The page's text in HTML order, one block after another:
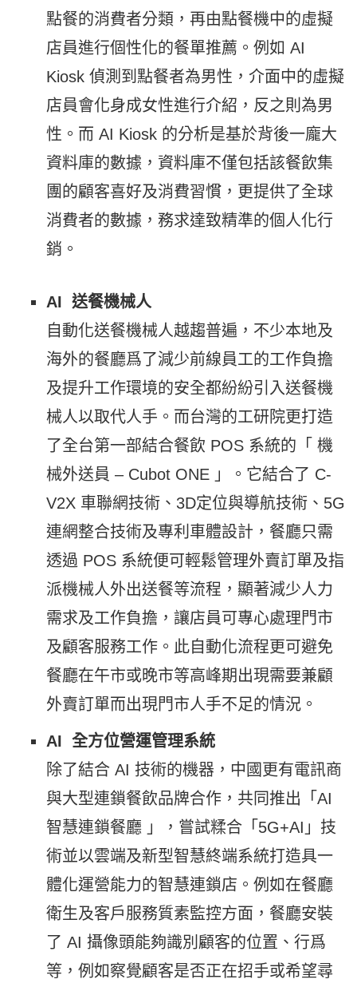
點餐的消費者分類，再由點餐機中的虛擬
店員進行個性化的餐單推薦。例如 AI
Kiosk 偵測到點餐者為男性，介面中的虛擬
店員會化身成女性進行介紹，反之則為男
性。而 AI Kiosk 的分析是基於背後一龐大
資料庫的數據，資料庫不僅包括該餐飲集
團的顧客喜好及消費習慣，更提供了全球
消費者的數據，務求達致精準的個人化行
銷。
AI 送餐機械人
自動化送餐機械人越趨普遍，不少本地及
海外的餐廳爲了減少前線員工的工作負擔
及提升工作環境的安全都紛紛引入送餐機
械人以取代人手。而台灣的工研院更打造
了全台第一部結合餐飲 POS 系統的「 機
械外送員 – Cubot ONE 」。它結合了 C-
V2X 車聯網技術、3D定位與導航技術、5G
連網整合技術及專利車體設計，餐廳只需
透過 POS 系統便可輕鬆管理外賣訂單及指
派機械人外出送餐等流程，顯著減少人力
需求及工作負擔，讓店員可專心處理門市
及顧客服務工作。此自動化流程更可避免
餐廳在午市或晚市等高峰期出現需要兼顧
外賣訂單而出現門市人手不足的情況。
AI 全方位營運管理系統
除了結合 AI 技術的機器，中國更有電訊商
與大型連鎖餐飲品牌合作，共同推出 「 AI
智慧連鎖餐廳 」，嘗試糅合「5G+AI」技
術並以雲端及新型智慧終端系統打造具一
體化運營能力的智慧連鎖店。例如在餐廳
衛生及客戶服務質素監控方面，餐廳安裝
了 AI 攝像頭能夠識別顧客的位置、行爲
等，例如察覺顧客是否正在招手或希望尋